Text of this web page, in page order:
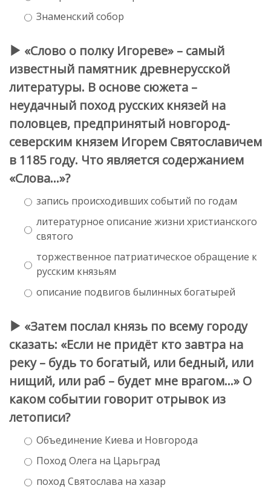
Знаменский собор
«Слово о полку Игореве» – самый
известный памятник древнерусской
литературы. В основе сюжета –
неудачный поход русских князей на
половцев, предпринятый новгород-
северским князем Игорем Святославичем
в 1185 году. Что является содержанием
«Слова…»?
запись происходивших событий по годам
литературное описание жизни христианского
святого
торжественное патриатическое обращение к
русским князьям
описание подвигов былинных богатырей
«Затем послал князь по всему городу
сказать: «Если не придёт кто завтра на
реку – будь то богатый, или бедный, или
нищий, или раб – будет мне врагом…» О
каком событии говорит отрывок из
летописи?
Объединение Киева и Новгорода
Поход Олега на Царьград
поход Святослава на хазар